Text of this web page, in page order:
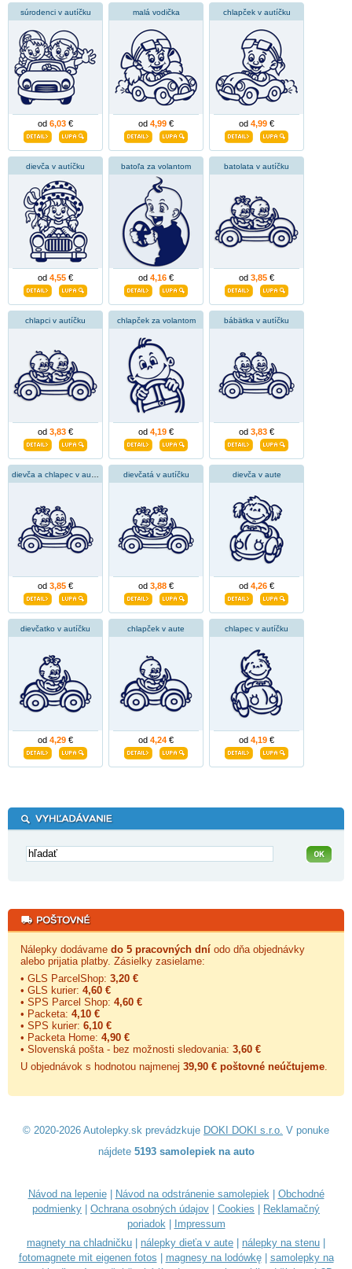
súrodenci v autíčku
od 6,03 €
malá vodička
od 4,99 €
chlapček v autíčku
od 4,99 €
dievča v autíčku
od 4,55 €
batoľa za volantom
od 4,16 €
batolata v autíčku
od 3,85 €
chlapci v autíčku
od 3,83 €
chlapček za volantom
od 4,19 €
bábätka v autíčku
od 3,83 €
od 3,85 €
dievčatá v autíčku
od 3,88 €
dievča v aute
od 4,26 €
dievčatko v autíčku
od 4,29 €
chlapček v aute
od 4,24 €
chlapec v autíčku
od 4,19 €
Nálepky dodávame do 5 pracovných dní odo dňa objednávky
alebo prijatia platby. Zásielky zasielame:
• GLS ParcelShop: 3,20 €
• GLS kurier: 4,60 €
• SPS Parcel Shop: 4,60 €
• Packeta: 4,10 €
• SPS kurier: 6,10 €
• Packeta Home: 4,90 €
• Slovenská pošta - bez možnosti sledovania: 3,60 €
U objednávok s hodnotou najmenej 39,90 € poštovné neúčtujeme
© 2020-2026 Autolepky.sk prevádzkuje DOKI DOKI s.r.o. V ponuke
nájdete 5193 samolepiek na auto
Návod na lepenie| Návod na odstránenie samolepiek| Obchodné
podmienky
Ochrana osobných údajov Cookies
Reklamačný
poriadok|
Impressum
magnety na chladničku
nálepky dieťa v aute nálepky na stenu
fotomagnete mit eigenen fotos
magnesy na lodówkę| samolepky na